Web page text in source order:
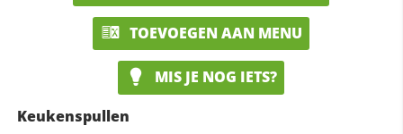
TOEVOEGEN AAN MENU
MIS JE NOG IETS?
Keukenspullen